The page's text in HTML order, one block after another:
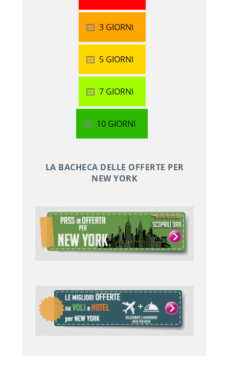
3 GIORNI
5 GIORNI
7 GIORNI
10 GIORNI
LA BACHECA DELLE OFFERTE PER
NEW YORK